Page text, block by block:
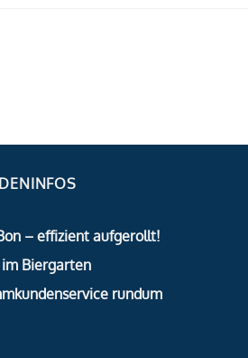
– effizient aufgerollt!
im Biergarten
rundum